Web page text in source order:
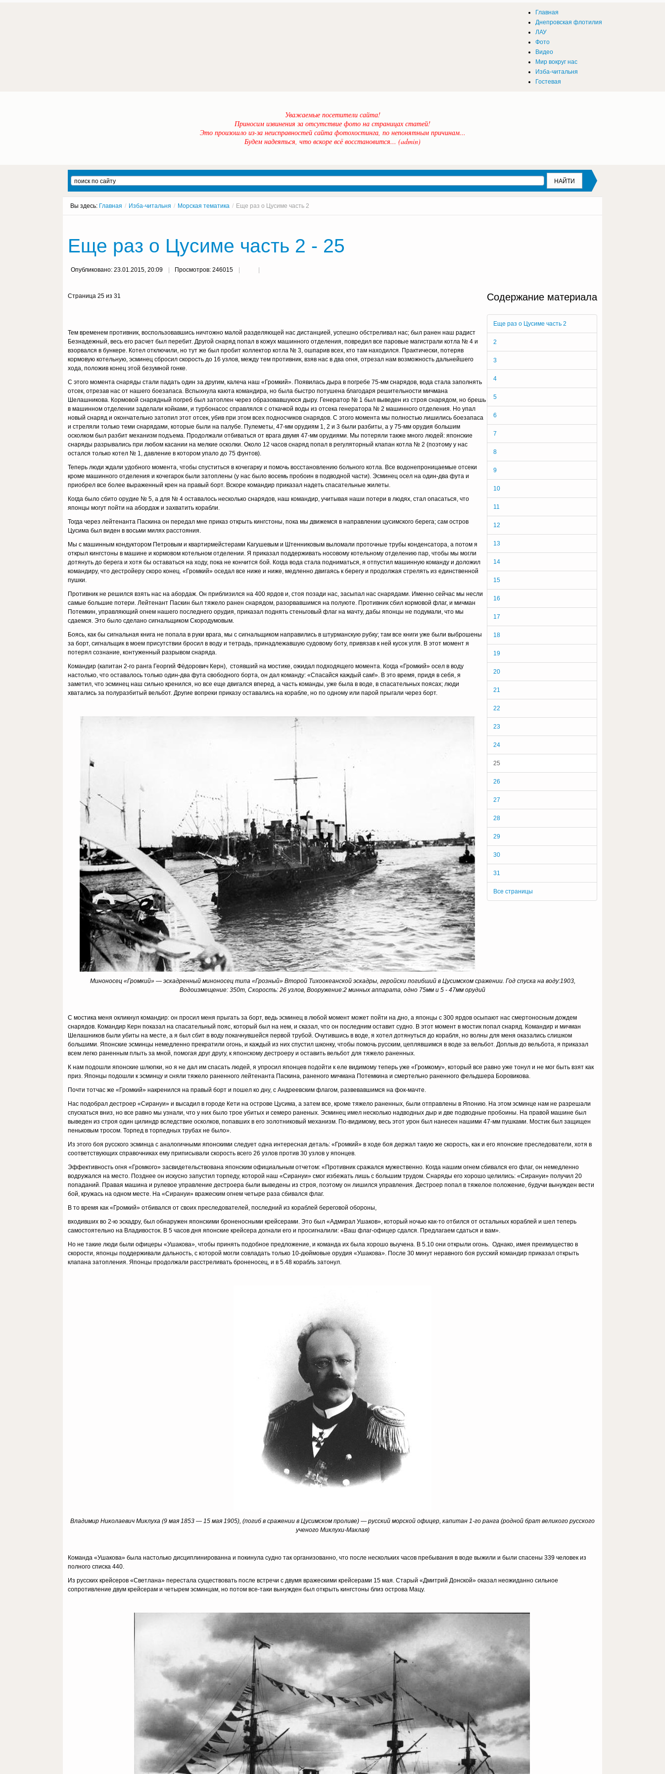
Главная
Днепровская флотилия
ЛАУ
Фото
Видео
Мир вокруг нас
Изба-читальня
Гостевая
Уважаемые посетители сайта!
Приносим извинения за отсутствие фото на страницах статей!
Это произошло из-за неисправностей сайта фотохостинга, по непонятным причинам...
Будем надеяться, что вскоре всё восстановится... (admin)
Вы здесь: Главная / Изба-читальня / Морская тематика / Еще раз о Цусиме часть 2
Еще раз о Цусиме часть 2 - 25
Опубликовано: 23.01.2015, 20:09 Просмотров: 246015
Содержание материала
Еще раз о Цусиме часть 2
2
3
4
5
6
7
8
9
10
11
12
13
14
15
16
17
18
19
20
21
22
23
24
25
26
27
28
29
30
31
Все страницы
Страница 25 из 31
Тем временем противник, воспользовавшись ничтожно малой разделяющей нас дистанцией, успешно обстреливал нас; был ранен наш радист
Безнадежный, весь его расчет был перебит. Другой снаряд попал в кожух машинного отделения, повредил все паровые магистрали котла № 4 и
взорвался в бункере. Котел отключили, но тут же был пробит коллектор котла № 3, ошпарив всех, кто там находился. Практически, потеряв
кормовую котельную, эсминец сбросил скорость до 16 узлов, между тем противник, взяв нас в два огня, отрезал нам возможность дальнейшего
хода, положив конец этой безумной гонке.
С этого момента снаряды стали падать один за другим, калеча наш «Громкий». Появилась дыра в погребе 75-мм снарядов, вода стала заполнять
отсек, отрезав нас от нашего боезапаса. Вспыхнула каюта командира, но была быстро потушена благодаря решительности мичмана
Шелашникова. Кормовой снарядный погреб был затоплен через образовавшуюся дыру. Генератор № 1 был выведен из строя снарядом, но брешь
в машинном отделении заделали койками, и турбонасос справлялся с откачкой воды из отсека генератора № 2 машинного отделения. Но упал
новый снаряд и окончательно затопил этот отсек, убив при этом всех подносчиков снарядов. С этого момента мы полностью лишились боезапаса
и стреляли только теми снарядами, которые были на палубе. Пулеметы, 47-мм орудиям 1, 2 и 3 были разбиты, а у 75-мм орудия большим
осколком был разбит механизм подъема. Продолжали отбиваться от врага двумя 47-мм орудиями. Мы потеряли также много людей: японские
снаряды разрывались при любом касании на мелкие осколки. Около 12 часов снаряд попал в регуляторный клапан котла № 2 (поэтому у нас
остался только котел № 1, давление в котором упало до 75 фунтов).
Теперь люди ждали удобного момента, чтобы спуститься в кочегарку и помочь восстановлению больного котла. Все водонепроницаемые отсеки
кроме машинного отделения и кочегарок были затоплены (у нас было восемь пробоин в подводной части). Эсминец осел на один-два фута и
приобрел все более выраженный крен на правый борт. Вскоре командир приказал надеть спасательные жилеты.
Когда было сбито орудие № 5, а для № 4 оставалось несколько снарядов, наш командир, учитывая наши потери в людях, стал опасаться, что
японцы могут пойти на абордаж и захватить корабли.
Тогда через лейтенанта Паскина он передал мне приказ открыть кингстоны, пока мы движемся в направлении цусимского берега; сам остров
Цусима был виден в восьми милях расстояния.
Мы с машинным кондуктором Петровым и квартирмейстерами Кагушевым и Штенниковым выломали проточные трубы конденсатора, а потом я
открыл кингстоны в машине и кормовом котельном отделении. Я приказал поддерживать носовому котельному отделению пар, чтобы мы могли
дотянуть до берега и хотя бы оставаться на ходу, пока не кончится бой. Когда вода стала подниматься, я отпустил машинную команду и доложил
командиру, что дестройеру скоро конец. «Громкий» оседал все ниже и ниже, медленно двигаясь к берегу и продолжая стрелять из единственной
пушки.
Противник не решился взять нас на абордаж. Он приблизился на 400 ярдов и, стоя позади нас, засыпал нас снарядами. Именно сейчас мы несли
самые большие потери. Лейтенант Паскин был тяжело ранен снарядом, разорвавшимся на полуюте. Противник сбил кормовой флаг, и мичман
Потемкин, управляющий огнем нашего последнего орудия, приказал поднять стеньговый флаг на мачту, дабы японцы не подумали, что мы
сдаемся. Это было сделано сигнальщиком Скородумовым.
Боясь, как бы сигнальная книга не попала в руки врага, мы с сигнальщиком направились в штурманскую рубку; там все книги уже были выброшены
за борт, сигнальщик в моем присутствии бросил в воду и тетрадь, принадлежавшую судовому боту, привязав к ней кусок угля. В этот момент я
потерял сознание, контуженный разрывом снаряда.
Командир (капитан 2-го ранга Георгий Фёдорович Керн), стоявший на мостике, ожидал подходящего момента. Когда «Громкий» осел в воду
настолько, что оставалось только один-два фута свободного борта, он дал команду: «Спасайся каждый сам!». В это время, придя в себя, я
заметил, что эсминец наш сильно кренился, но все еще двигался вперед, а часть команды, уже была в воде, в спасательных поясах; люди
хватались за полуразбитый вельбот. Другие вопреки приказу оставались на корабле, но по одному или парой прыгали через борт.
Миноносец «Громкий» — эскадренный миноносец типа «Грозный» Второй Тихоокеанской эскадры, геройски погибший в Цусимском сражении. Год спуска на воду:1903,
Водоизмещение: 350т, Скорость: 26 узлов, Вооружение:2 минных аппарата, одно 75мм и 5 - 47мм орудий
С мостика меня окликнул командир: он просил меня прыгать за борт, ведь эсминец в любой момент может пойти на дно, а японцы с 300 ярдов осыпают нас смертоносным дождем
снарядов. Командир Керн показал на спасательный пояс, который был на нем, и сказал, что он последним оставит судно. В этот момент в мостик попал снаряд. Командир и мичман
Шелашников были убиты на месте, а я был сбит в воду покачнувшейся первой трубой. Очутившись в воде, я хотел дотянуться до корабля, но волны для меня оказались слишком
большими. Японские эсминцы немедленно прекратили огонь, и каждый из них спустил шконку, чтобы помочь русским, цеплявшимся в воде за вельбот. Доплыв до вельбота, я приказал
всем легко раненным плыть за мной, помогая друг другу, к японскому дестроеру и оставить вельбот для тяжело раненных.
К нам подошли японские шлюпки, но я не дал им спасать людей, я упросил японцев подойти к еле видимому теперь уже «Громкому», который все равно уже тонул и не мог быть взят как
приз. Японцы подошли к эсминцу и сняли тяжело раненного лейтенанта Паскина, раненого мичмана Потемкина и смертельно раненного фельдшера Боровикова.
Почти тотчас же «Громкий» накренился на правый борт и пошел ко дну, с Андреевским флагом, развевавшимся на фок-мачте.
Нас подобрал дестроер «Сирануи» и высадил в городе Кети на острове Цусима, а затем все, кроме тяжело раненных, были отправлены в Японию. На этом эсминце нам не разрешали
спускаться вниз, но все равно мы узнали, что у них было трое убитых и семеро раненых. Эсминец имел несколько надводных дыр и две подводные пробоины. На правой машине был
выведен из строя один цилиндр вследствие осколков, попавших в его золотниковый механизм. По-видимому, весь этот урон был нанесен нашими 47-мм пушками. Мостик был защищен
пеньковым тросом. Торпед в торпедных трубах не было».
Из этого боя русского эсминца с аналогичными японскими следует одна интересная деталь: «Громкий» в ходе боя держал такую же скорость, как и его японские преследователи, хотя в
соответствующих справочниках ему приписывали скорость всего 26 узлов против 30 узлов у японцев.
Эффективность огня «Громкого» засвидетельствована японским официальным отчетом: «Противник сражался мужественно. Когда нашим огнем сбивался его флаг, он немедленно
водружался на место. Позднее он искусно запустил торпеду, которой наш «Сирануи» смог избежать лишь с большим трудом. Снаряды его хорошо целились: «Сирануи» получил 20
попаданий. Правая машина и рулевое управление дестроера были выведены из строя, поэтому он лишился управления. Дестроер попал в тяжелое положение, будучи вынужден вести
бой, кружась на одном месте. На «Сирануи» вражеским огнем четыре раза сбивался флаг.
В то время как «Громкий» отбивался от своих преследователей, последний из кораблей береговой обороны,
входивших во 2-ю эскадру, был обнаружен японскими броненосными крейсерами. Это был «Адмирал Ушаков», который ночью как-то отбился от остальных кораблей и шел теперь
самостоятельно на Владивосток. В 5 часов дня японские крейсера догнали его и просигналили: «Ваш флаг-офицер сдался. Предлагаем сдаться и вам».
Но не такие люди были офицеры «Ушакова», чтобы принять подобное предложение, и команда их была хорошо выучена. В 5.10 они открыли огонь. Однако, имея преимущество в
скорости, японцы поддерживали дальность, с которой могли совладать только 10-дюймовые орудия «Ушакова». После 30 минут неравного боя русский командир приказал открыть
клапана затопления. Японцы продолжали расстреливать броненосец, и в 5.48 корабль затонул.
Владимир Николаевич Миклуха (9 мая 1853 — 15 мая 1905), (погиб в сражении в Цусимском проливе) — русский морской офицер, капитан 1-го ранга (родной брат великого русского
ученого Миклухи-Маклая)
Команда «Ушакова» была настолько дисциплинированна и покинула судно так организованно, что после нескольких часов пребывания в воде выжили и были спасены 339 человек из
полного списка 440.
Из русских крейсеров «Светлана» перестала существовать после встречи с двумя вражескими крейсерами 15 мая. Старый «Дмитрий Донской» оказал неожиданно сильное
сопротивление двум крейсерам и четырем эсминцам, но потом все-таки вынужден был открыть кингстоны близ острова Мацу.